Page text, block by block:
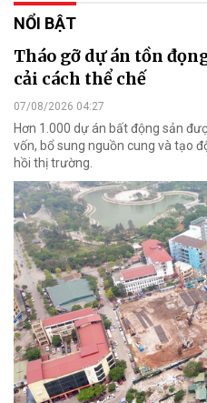
NỔI BẬT
Tháo gỡ dự án tồn
cải cách thể chế
07/08/2026 04:27
Hơn 1.000 dự án bất động sản
vốn, bổ sung nguồn cung và tạo
hồi thị trường.